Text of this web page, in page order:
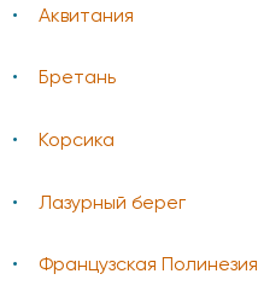
Аквитания
Бретань
Корсика
Лазурный берег
Французская Полинезия